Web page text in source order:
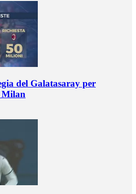
del Galatasaray per
Milan